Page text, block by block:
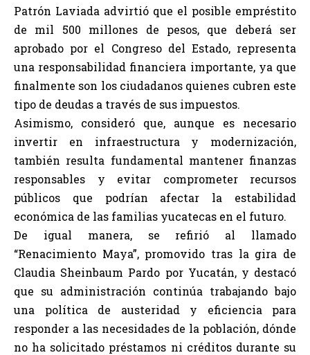
Patrón Laviada advirtió que el posible empréstito
de mil 500 millones de pesos, que deberá ser
aprobado por el Congreso del Estado, representa
una responsabilidad financiera importante, ya que
finalmente son los ciudadanos quienes cubren este
tipo de deudas a través de sus impuestos.
Asimismo, consideró que, aunque es necesario
invertir en infraestructura y modernización,
también resulta fundamental mantener finanzas
responsables y evitar comprometer recursos
públicos que podrían afectar la estabilidad
económica de las familias yucatecas en el futuro.
De igual manera, se refirió al llamado
“Renacimiento Maya”, promovido tras la gira de
Claudia Sheinbaum Pardo por Yucatán, y destacó
que su administración continúa trabajando bajo
una política de austeridad y eficiencia para
responder a las necesidades de la población, dónde
no ha solicitado préstamos ni créditos durante su